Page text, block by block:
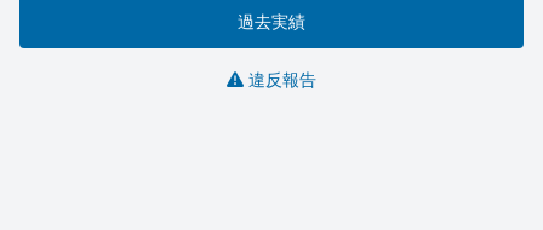
過去実績
違反報告